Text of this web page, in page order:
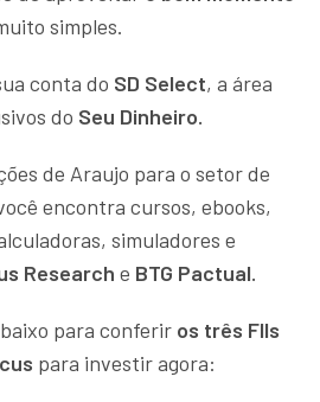
simples.
conta do SD Select, a área
do Seu Dinheiro.
de Araujo para o setor de
encontra cursos, ebooks,
simuladores e
Research e BTG Pactual.
para conferir os três FIIs
para investir agora: